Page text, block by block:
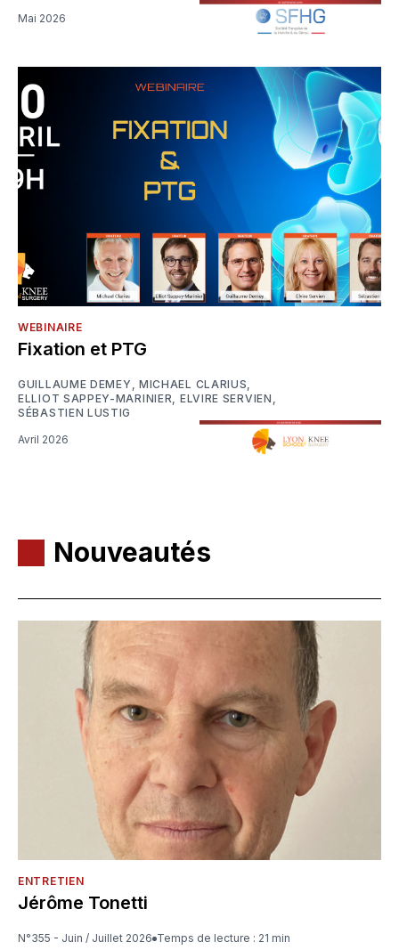
Mai 2026
WEBINAIRE
Fixation et PTG
GUILLAUME DEMEY , MICHAEL CLARIUS,
ELLIOT SAPPEY-MARINIER, ELVIRE SERVIEN ,
SÉBASTIEN LUSTIG
Avril 2026
Nouveautés
ENTRETIEN
Jérôme Tonetti
N°355 - Juin / Juillet 2026 Temps de lecture : 21 min